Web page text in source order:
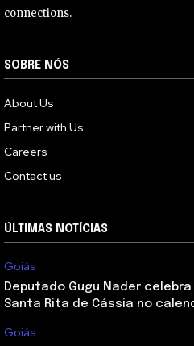
connections.
SOBRE NÓS
About Us
Partner with Us
Careers
Contact us
ÚLTIMAS NOTÍCIAS
Goiás
Deputado Gugu Nader
Santa Rita de Cássia no
Goiás